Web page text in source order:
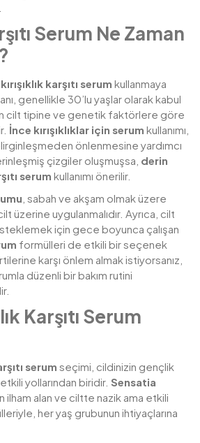
Serum Ne Zaman
kırışıklık karşıtı serum kullanmaya
genellikle 30’lu yaşlar olarak kabul
cilt tipine ve genetik faktörlere göre
İnce kırışıklıklar için serum kullanımı,
önlenmesine yardımcı
çizgiler oluşmuşsa, derin
serum kullanımı önerilir.
, sabah ve akşam olmak üzere
üzerine uygulanmalıdır. Ayrıca, cilt
için gece boyunca çalışan
formülleri de etkili bir seçenek
karşı önlem almak istiyorsanız,
düzenli bir bakım rutini
Karşıtı Serum
serum seçimi, cildinizin gençlik
etkili yollarından biridir. Sensatia
ilham alan ve ciltte nazik ama etkili
her yaş grubunun ihtiyaçlarına